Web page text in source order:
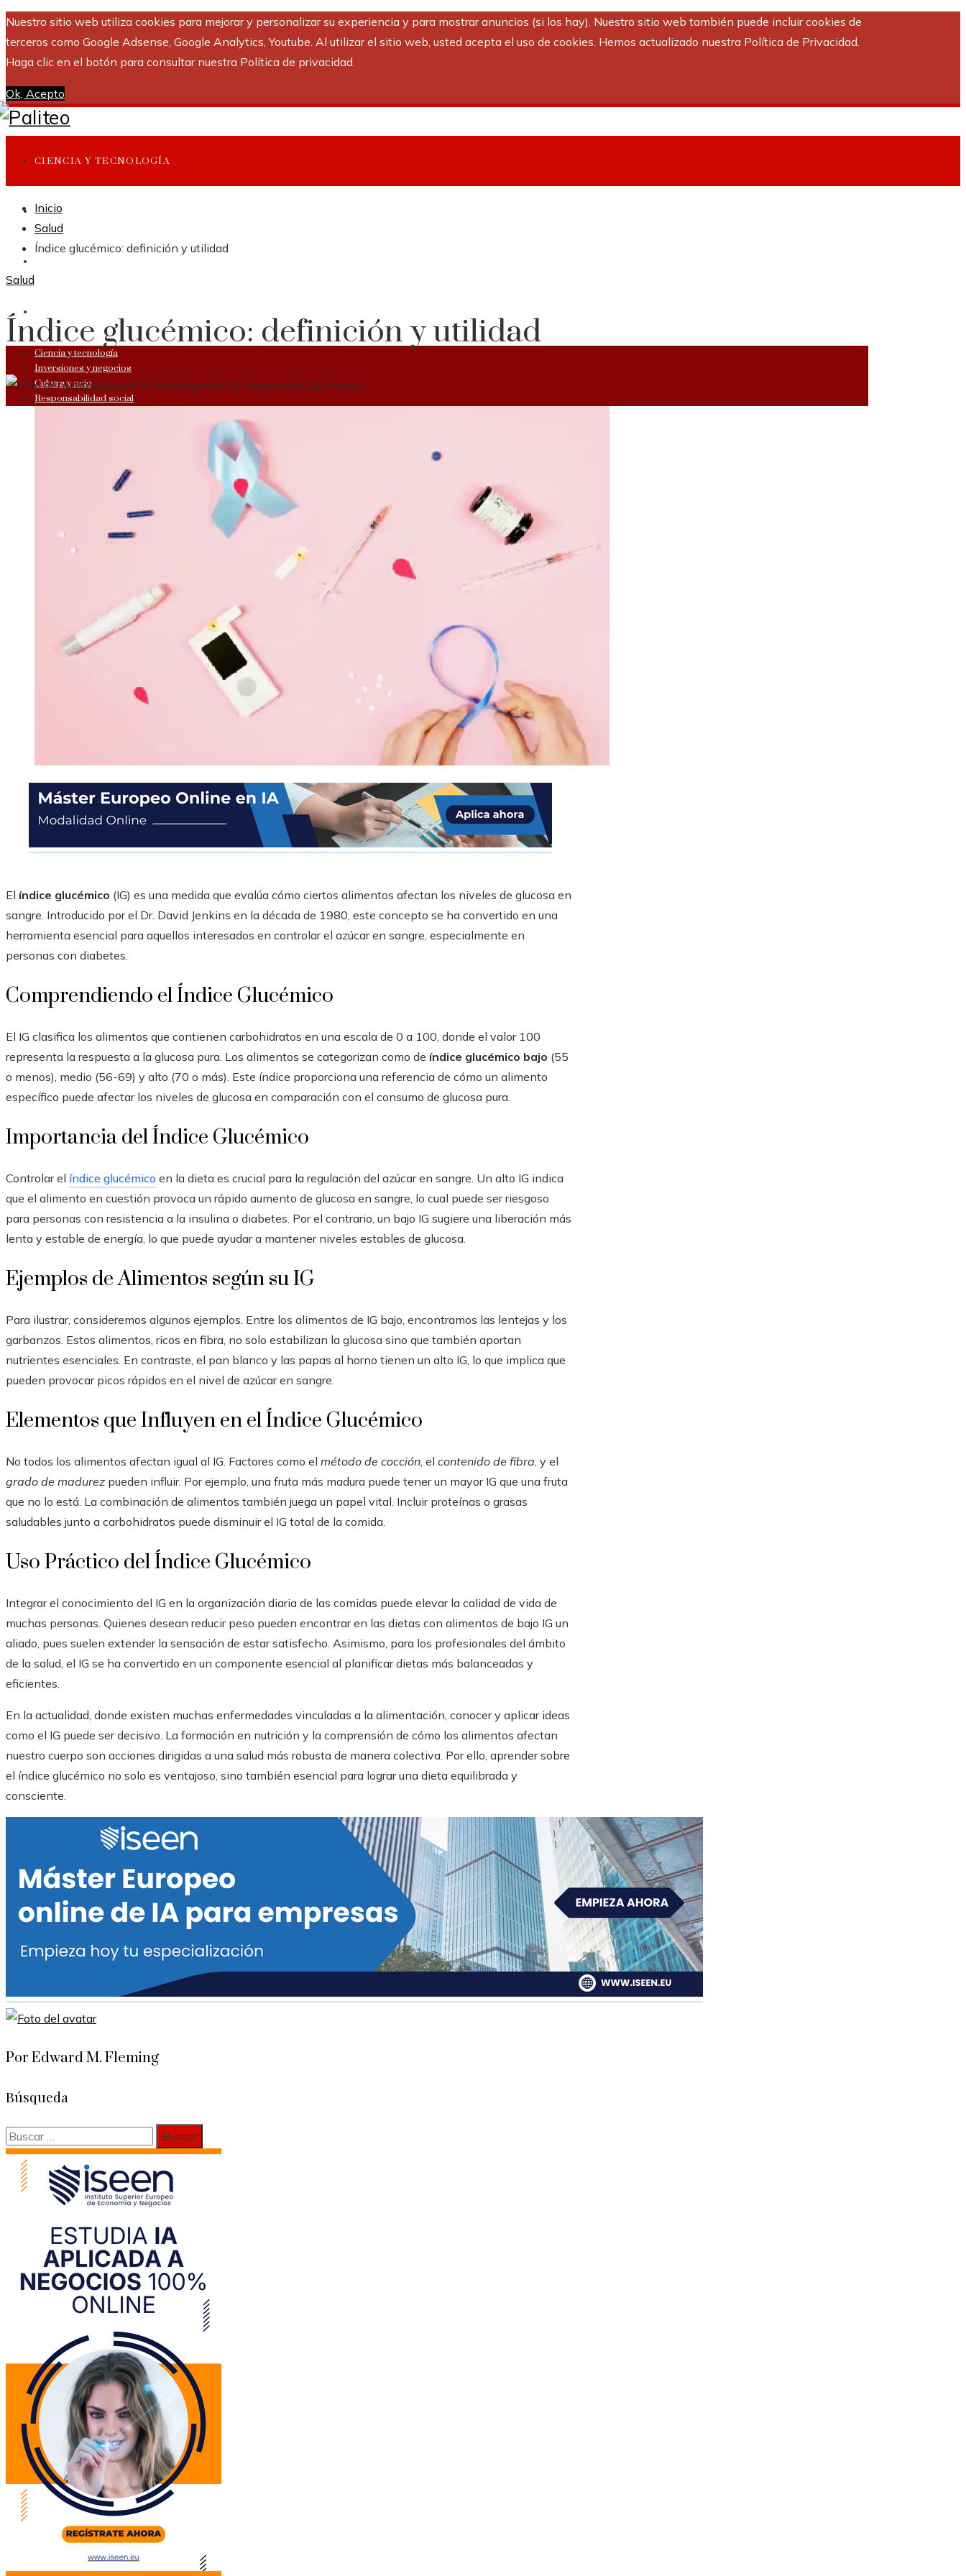
Nuestro sitio web utiliza cookies para mejorar y personalizar su experiencia y para mostrar anuncios (si los hay). Nuestro sitio web también puede incluir cookies de
terceros como Google Adsense, Google Analytics, Youtube. Al utilizar el sitio web, usted acepta el uso de cookies. Hemos actualizado nuestra Política de Privacidad.
Haga clic en el botón para consultar nuestra Política de privacidad.
Ok, Acepto
CIENCIA Y TECNOLOGÍA
INVERSIONES Y NEGOCIOS
Ciencia y tecnología
Inversiones y negocios
Cultura y ocio
Responsabilidad social
Inicio
Salud
Índice glucémico: definición y utilidad
Salud
Índice glucémico: definición y utilidad
Edward M. FlemingHace 10 mesesHace 10 meses
El índice glucémico (IG) es una medida que evalúa cómo ciertos alimentos afectan los niveles de glucosa en
sangre. Introducido por el Dr. David Jenkins en la década de 1980, este concepto se ha convertido en una
herramienta esencial para aquellos interesados en controlar el azúcar en sangre, especialmente en
personas con diabetes.
Comprendiendo el Índice Glucémico
El IG clasifica los alimentos que contienen carbohidratos en una escala de 0 a 100, donde el valor 100
representa la respuesta a la glucosa pura. Los alimentos se categorizan como de índice glucémico bajo (55
o menos), medio (56-69) y alto (70 o más). Este índice proporciona una referencia de cómo un alimento
específico puede afectar los niveles de glucosa en comparación con el consumo de glucosa pura.
Importancia del Índice Glucémico
Controlar el índice glucémico en la dieta es crucial para la regulación del azúcar en sangre. Un alto IG indica
que el alimento en cuestión provoca un rápido aumento de glucosa en sangre, lo cual puede ser riesgoso
para personas con resistencia a la insulina o diabetes. Por el contrario, un bajo IG sugiere una liberación más
lenta y estable de energía, lo que puede ayudar a mantener niveles estables de glucosa.
Ejemplos de Alimentos según su IG
Para ilustrar, consideremos algunos ejemplos. Entre los alimentos de IG bajo, encontramos las lentejas y los
garbanzos. Estos alimentos, ricos en fibra, no solo estabilizan la glucosa sino que también aportan
nutrientes esenciales. En contraste, el pan blanco y las papas al horno tienen un alto IG, lo que implica que
pueden provocar picos rápidos en el nivel de azúcar en sangre.
Elementos que Influyen en el Índice Glucémico
No todos los alimentos afectan igual al IG. Factores como el método de cocción, el contenido de fibra, y el
grado de madurez pueden influir. Por ejemplo, una fruta más madura puede tener un mayor IG que una fruta
que no lo está. La combinación de alimentos también juega un papel vital. Incluir proteínas o grasas
saludables junto a carbohidratos puede disminuir el IG total de la comida.
Uso Práctico del Índice Glucémico
Integrar el conocimiento del IG en la organización diaria de las comidas puede elevar la calidad de vida de
muchas personas. Quienes desean reducir peso pueden encontrar en las dietas con alimentos de bajo IG un
aliado, pues suelen extender la sensación de estar satisfecho. Asimismo, para los profesionales del ámbito
de la salud, el IG se ha convertido en un componente esencial al planificar dietas más balanceadas y
eficientes.
En la actualidad, donde existen muchas enfermedades vinculadas a la alimentación, conocer y aplicar ideas
como el IG puede ser decisivo. La formación en nutrición y la comprensión de cómo los alimentos afectan
nuestro cuerpo son acciones dirigidas a una salud más robusta de manera colectiva. Por ello, aprender sobre
el índice glucémico no solo es ventajoso, sino también esencial para lograr una dieta equilibrada y
consciente.
Por Edward M. Fleming
Búsqueda
Buscar: